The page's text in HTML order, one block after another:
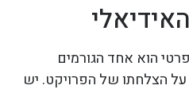
הוא אחד הגורמים
הצלחתו של הפרויקט. יש